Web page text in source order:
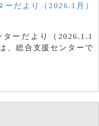
だより（2026.1月）
ーだより（2026.1.1
、総合支援センターで